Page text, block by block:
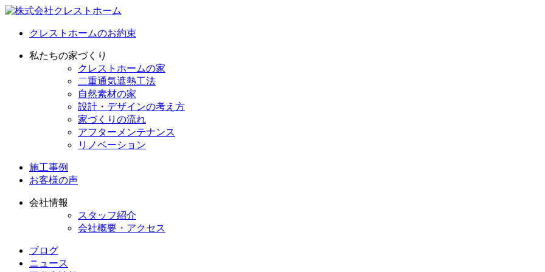
クレストホームのお約束
私たちの家づくり
クレストホームの家
二重通気遮熱工法
自然素材の家
設計・デザインの考え方
家づくりの流れ
アフターメンテナンス
リノベーション
施工事例
お客様の声
会社情報
スタッフ紹介
会社概要・アクセス
ブログ
ニュース